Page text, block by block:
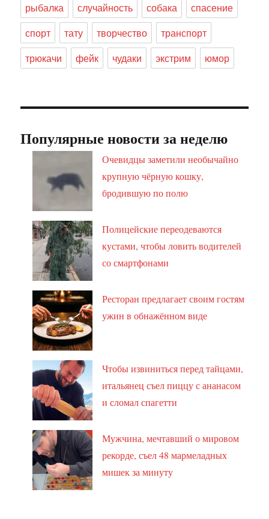
рыбалка
случайность собака
спасение
спорт
тату творчество
транспорт
трюкачи
фейк чудаки экстрим юмор
Популярные новости за неделю
Очевидцы заметили необычайно
крупную чёрную кошку,
бродившую по полю
Полицейские переодеваются
кустами, чтобы ловить водителей
со смартфонами
Ресторан предлагает своим гостям
ужин в обнажённом виде
Чтобы извиниться перед тайцами,
итальянец съел пиццу с ананасом
и сломал спагетти
Мужчина, мечтавший о мировом
рекорде, съел 48 мармеладных
мишек за минуту